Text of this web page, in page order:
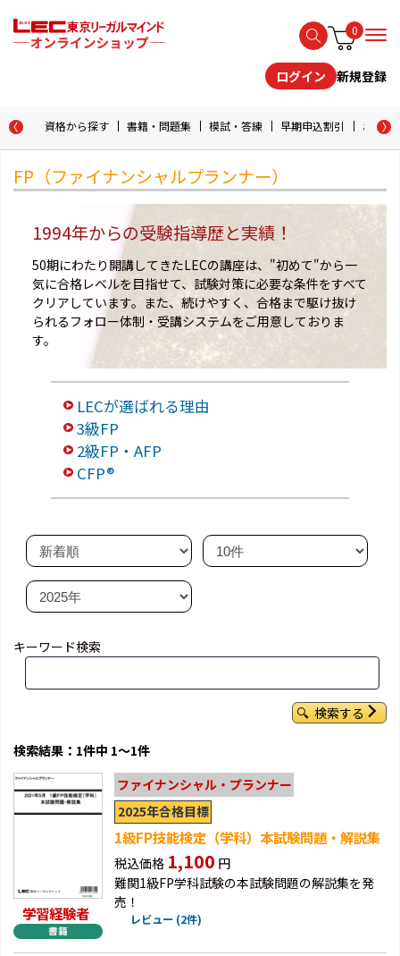
0
ログイン 新規登録
資格から探す 書籍・問題集 模試・答練 早期申込割引 おため
FP（ファイナンシャルプランナー）
1994年からの受験指導歴と実績！
50期にわたり開講してきたLECの講座は、"初めて"から一
気に合格レベルを目指せて、試験対策に必要な条件をすべて
クリアしています。また、続けやすく、合格まで駆け抜け
られるフォロー体制・受講システムをご用意しておりま
す。
LECが選ばれる理由
3級FP
2級FP・AFP
CFP®
キーワード検索
検索する
検索結果：1件中 1～1件
学習経験者
ファイナンシャル・プランナー
2025年合格目標
1級FP技能検定（学科）本試験問題・解説集
税込価格 1,100 円
難関1級FP学科試験の本試験問題の解説集を発
売！
レビュー (2件)